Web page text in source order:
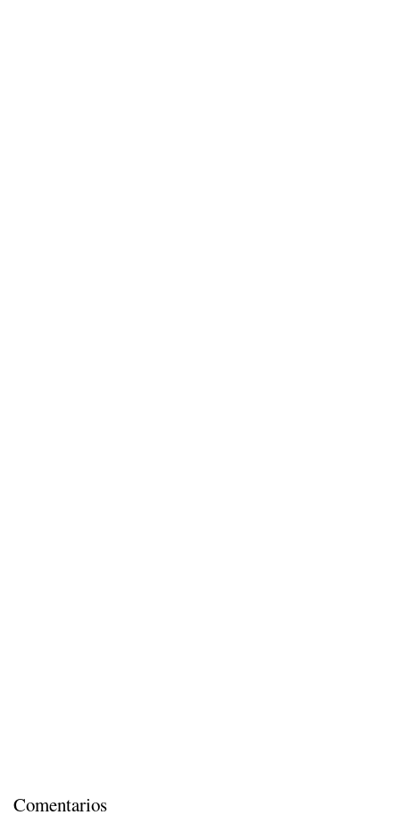
Comentarios